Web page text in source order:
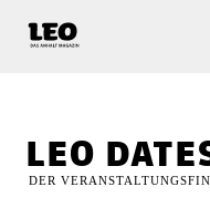
leo
DER